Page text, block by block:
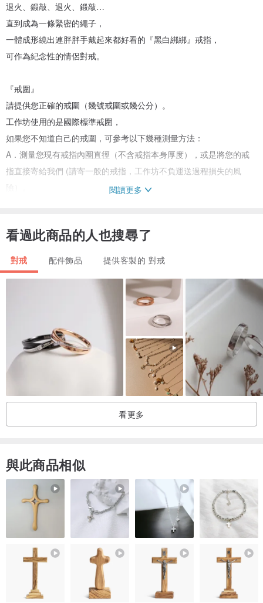
退火、鍛敲、退火、鍛敲…
直到成為一條緊密的繩子，
一體成形繞出連胖胖手戴起來都好看的『黑白綁綁』戒指，
可作為紀念性的情侶對戒。
『戒圍』
請提供您正確的戒圍（幾號戒圍或幾公分）。
工作坊使用的是國際標準戒圍，
如果您不知道自己的戒圍，可參考以下幾種測量方法：
A．測量您現有戒指內圈直徑（不含戒指本身厚度），或是將您的戒
指直接寄給我們 (請寄一般的戒指，工作坊不負運送過程損失的風
C．可直接去銀樓或飾品店測量並確認該店家用的是否為國際戒圍。
☀本館皆為訂製商品，皆有售後保固服務，但恕不接受退換貨喔！
☀☀下單前請先詳閱設計館交易政策☀☀
☀☀若有疑問，可直接透過訊息詢問設計師☀☀
☀☀手工扭轉、纏繞、鍛敲&打結作品皆為獨一無二，會跟商品照片有
約略的小不同☀☀
999純銀，無電鍍，以防過敏！
利用三色或以上的陰陽處理（光影相隨）。
『製作時間』
瑞比夏至工作室為提供您好品質的商品，接單後會盡快製作，約7~10
個工作天。
急件請提前告知，我們會盡快為您製作。
『注意事項X手工製作』
從設計、製作、包裝到出貨，成就每件飾品創意的樂趣與手作的溫
閱讀更多
看過此商品的人也搜尋了
對戒 配件飾品 提供客製的 對戒
看更多
與此商品相似